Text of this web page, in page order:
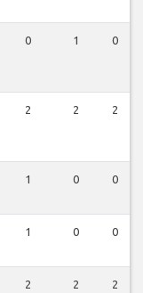
0 1 0
2 2 2
1 0 0
1 0 0
2 2 2